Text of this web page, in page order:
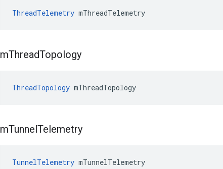
ThreadTelemetry mThreadTelemetry
mThreadTopology
ThreadTopology mThreadTopology
mTunnelTelemetry
TunnelTelemetry mTunnelTelemetry